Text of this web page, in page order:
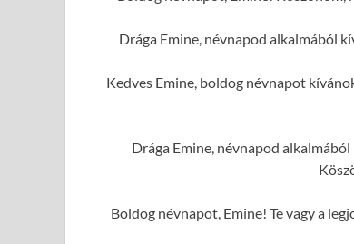
Drága Emine, névnapod alkalmából
Kedves Emine, boldog névnapot
Drága Emine, névnapod
Boldog névnapot, Emine! Te vagy a